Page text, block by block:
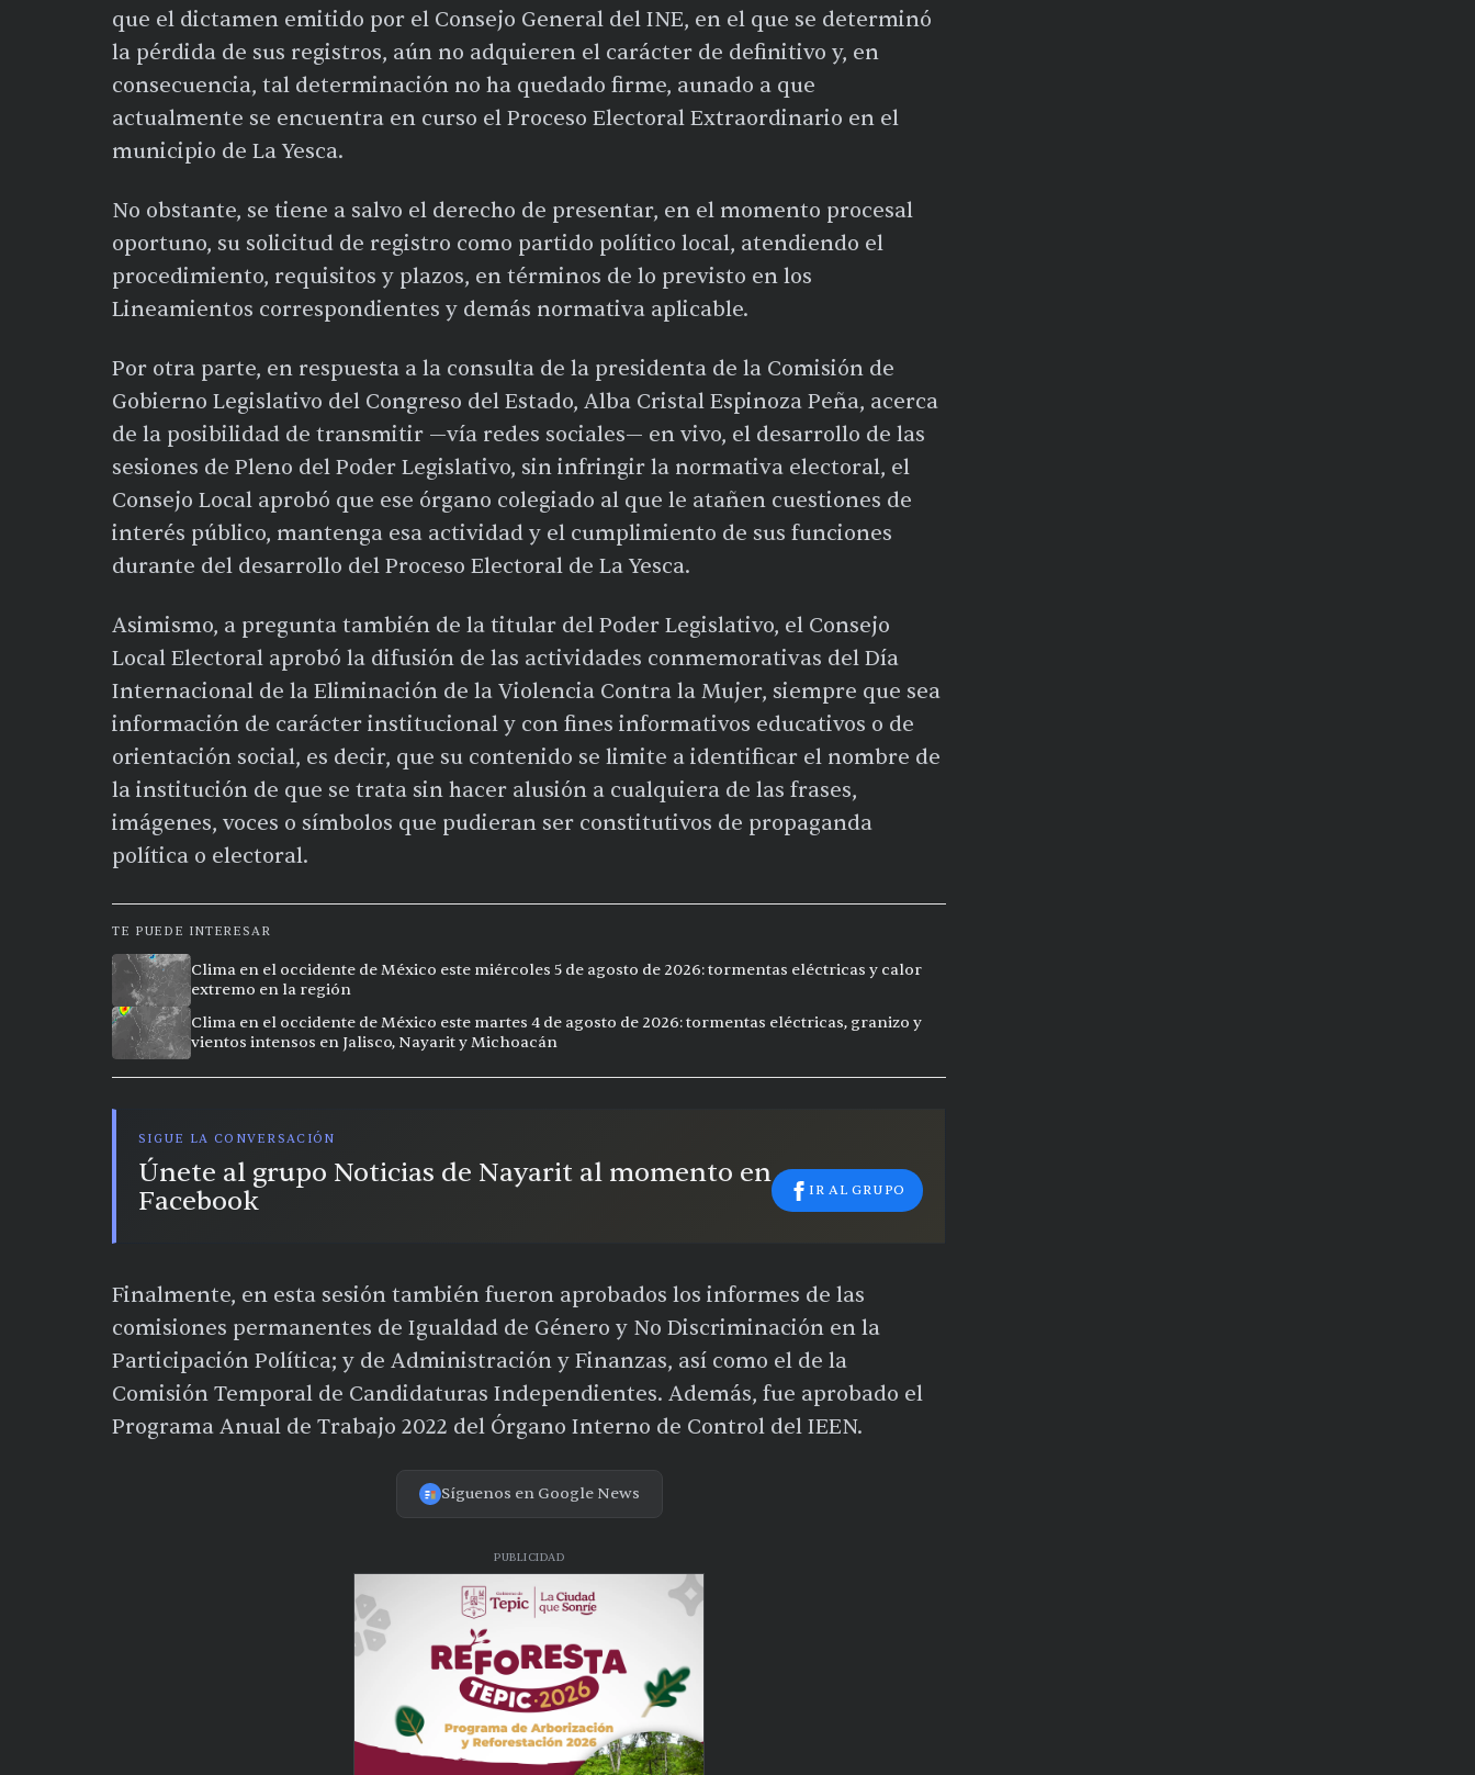
que el dictamen emitido por el Consejo General del INE, en el que se determinó
la pérdida de sus registros, aún no adquieren el carácter de definitivo y, en
consecuencia, tal determinación no ha quedado firme, aunado a que
actualmente se encuentra en curso el Proceso Electoral Extraordinario en el
municipio de La Yesca.
No obstante, se tiene a salvo el derecho de presentar, en el momento procesal
oportuno, su solicitud de registro como partido político local, atendiendo el
procedimiento, requisitos y plazos, en términos de lo previsto en los
Lineamientos correspondientes y demás normativa aplicable.
Por otra parte, en respuesta a la consulta de la presidenta de la Comisión de
Gobierno Legislativo del Congreso del Estado, Alba Cristal Espinoza Peña, acerca
de la posibilidad de transmitir —vía redes sociales— en vivo, el desarrollo de las
sesiones de Pleno del Poder Legislativo, sin infringir la normativa electoral, el
Consejo Local aprobó que ese órgano colegiado al que le atañen cuestiones de
interés público, mantenga esa actividad y el cumplimiento de sus funciones
durante del desarrollo del Proceso Electoral de La Yesca.
Asimismo, a pregunta también de la titular del Poder Legislativo, el Consejo
Local Electoral aprobó la difusión de las actividades conmemorativas del Día
Internacional de la Eliminación de la Violencia Contra la Mujer, siempre que sea
información de carácter institucional y con fines informativos educativos o de
orientación social, es decir, que su contenido se limite a identificar el nombre de
la institución de que se trata sin hacer alusión a cualquiera de las frases,
imágenes, voces o símbolos que pudieran ser constitutivos de propaganda
política o electoral.
TE PUEDE INTERESAR
Clima en el occidente de México este miércoles 5 de agosto de 2026: tormentas eléctricas y calor
extremo en la región
Clima en el occidente de México este martes 4 de agosto de 2026: tormentas eléctricas, granizo y
vientos intensos en Jalisco, Nayarit y Michoacán
SIGUE LA CONVERSACIÓN
Únete al grupo Noticias de Nayarit al momento en
Facebook
IR AL GRUPO
Finalmente, en esta sesión también fueron aprobados los informes de las
comisiones permanentes de Igualdad de Género y No Discriminación en la
Participación Política; y de Administración y Finanzas, así como el de la
Comisión Temporal de Candidaturas Independientes. Además, fue aprobado el
Programa Anual de Trabajo 2022 del Órgano Interno de Control del IEEN.
Síguenos en Google News
PUBLICIDAD